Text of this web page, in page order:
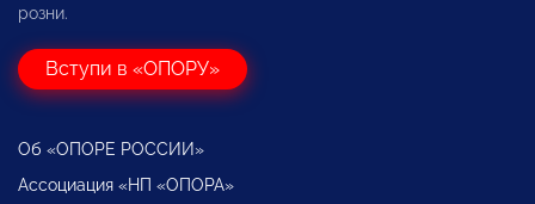
розни.
Вступи в «ОПОРУ»
Об «ОПОРЕ РОССИИ»
Ассоциация «НП «ОПОРА»